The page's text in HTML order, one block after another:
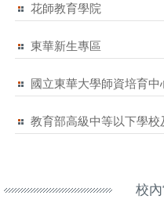
花師教育學院
東華新生專區
國立東華大學師資培育中
教育部高級中等以下學
校